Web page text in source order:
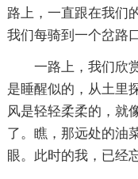
路上，一直跟在我们
我们每骑到一个岔路
一路上，我们欣
是睡醒似的，从土里
风是轻轻柔柔的，就
了。瞧，那远处的油
眼。此时的我，已经